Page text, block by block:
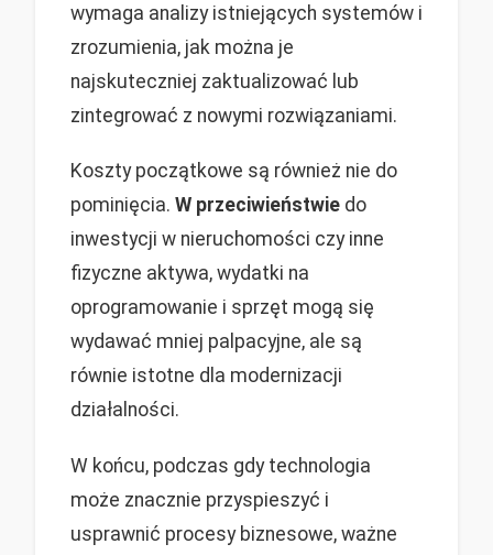
wymaga analizy istniejących systemów i
zrozumienia, jak można je
najskuteczniej zaktualizować lub
zintegrować z nowymi rozwiązaniami.
Koszty początkowe są również nie do
pominięcia. W przeciwieństwie do
inwestycji w nieruchomości czy inne
fizyczne aktywa, wydatki na
oprogramowanie i sprzęt mogą się
wydawać mniej palpacyjne, ale są
równie istotne dla modernizacji
działalności.
W końcu, podczas gdy technologia
może znacznie przyspieszyć i
usprawnić procesy biznesowe, ważne